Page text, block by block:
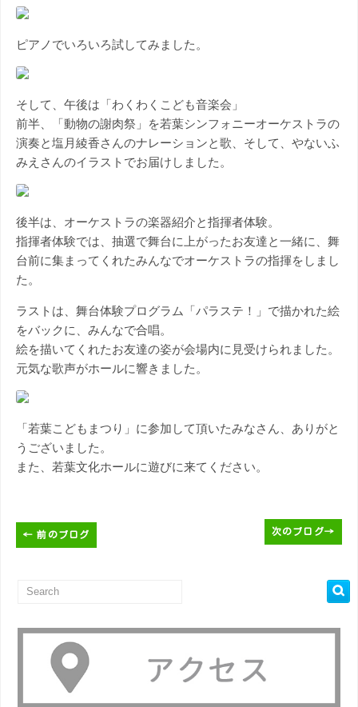
ピアノでいろいろ試してみました。
そして、午後は「わくわくこども音楽会」
前半、「動物の謝肉祭」を若葉シンフォニーオーケストラの
演奏と塩月綾香さんのナレーションと歌、そして、やないふ
みえさんのイラストでお届けしました。
後半は、オーケストラの楽器紹介と指揮者体験。
指揮者体験では、抽選で舞台に上がったお友達と一緒に、舞
台前に集まってくれたみんなでオーケストラの指揮をしまし
た。
ラストは、舞台体験プログラム「パラステ！」で描かれた絵
をバックに、みんなで合唱。
絵を描いてくれたお友達の姿が会場内に見受けられました。
元気な歌声がホールに響きました。
「若葉こどもまつり」に参加して頂いたみなさん、ありがと
うございました。
また、若葉文化ホールに遊びに来てください。
← 前のブログ 次のブログ→